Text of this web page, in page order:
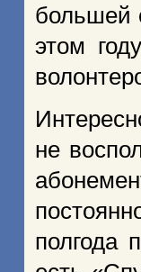
большей
этом
не
полгода